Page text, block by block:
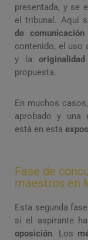
presentada, y se
el tribunal. Aquí
de comunicación
contenido, el uso
y la
propuesta.
En muchos
aprobado y una
está en esta
Fase de
maestros en
Esta segunda
si el aspirante
oposición. Los